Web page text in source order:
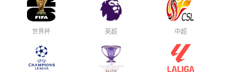
世界杯 英超 中超